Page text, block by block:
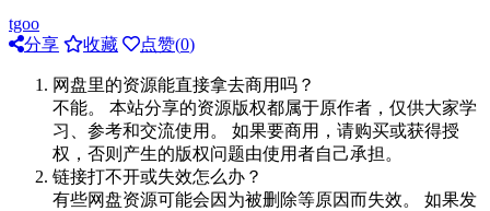
tgoo
分享
收藏 点赞(0)
网盘里的资源能直接拿去商用吗？
不能。 本站分享的资源版权都属于原作者，仅供大家学
习、参考和交流使用。 如果要商用，请购买或获得授
权，否则产生的版权问题由使用者自己承担。
链接打不开或失效怎么办？
有些网盘资源可能会因为被删除等原因而失效。 如果发